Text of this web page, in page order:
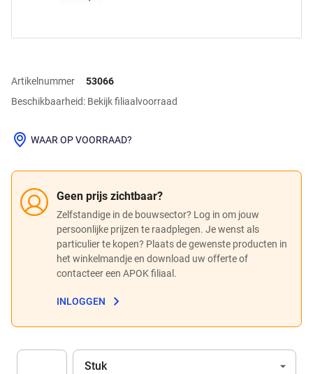
Artikelnummer
53066
Beschikbaarheid: Bekijk filiaalvoorraad
Geen prijs zichtbaar?
Zelfstandige in de bouwsector? Log in om jouw
persoonlijke prijzen te raadplegen. Je wenst als
particulier te kopen? Plaats de gewenste producten in
het winkelmandje en download uw offerte of
contacteer een APOK filiaal.
INLOGGEN
WAAR OP VOORRAAD?
Eenheid
Stuk